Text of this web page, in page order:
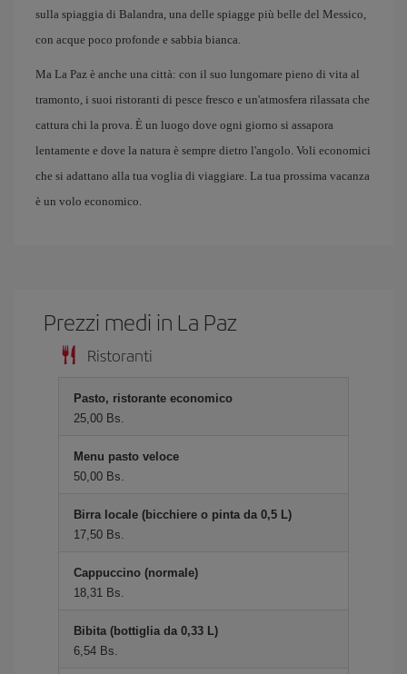
sulla spiaggia di Balandra, una delle spiagge più belle del Messico,
con acque poco profonde e sabbia bianca.
Ma La Paz è anche una città: con il suo lungomare pieno di vita al
tramonto, i suoi ristoranti di pesce fresco e un'atmosfera rilassata che
cattura chi la prova. È un luogo dove ogni giorno si assapora
lentamente e dove la natura è sempre dietro l'angolo. Voli economici
che si adattano alla tua voglia di viaggiare. La tua prossima vacanza
è un volo economico.
Prezzi medi in La Paz
Ristoranti
Pasto, ristorante economico
25,00 Bs.
Menu pasto veloce
50,00 Bs.
Birra locale (bicchiere o pinta da 0,5 L)
17,50 Bs.
Cappuccino (normale)
18,31 Bs.
Bibita (bottiglia da 0,33 L)
6,54 Bs.